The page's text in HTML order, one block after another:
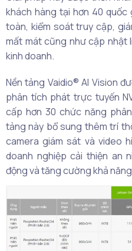
khách hàng tại hơn 40 quốc
toàn, kiểm soát truy cập,
mất mát cũng như cập nhật
kinh doanh.
Nền tảng Vaidio® AI Vision
phân tích phát trực tuyến
cấp hơn 30 chức năng
tảng này bổ sung thêm trí
camera giám sát và video
doanh nghiệp cải thiện an
động và tăng cường khả